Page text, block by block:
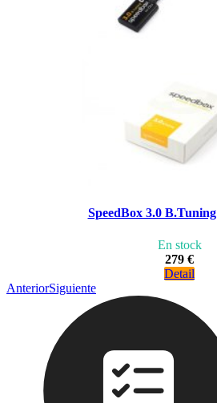
SpeedBox 3.0
En stock
279 €
Detail
AnteriorSiguiente